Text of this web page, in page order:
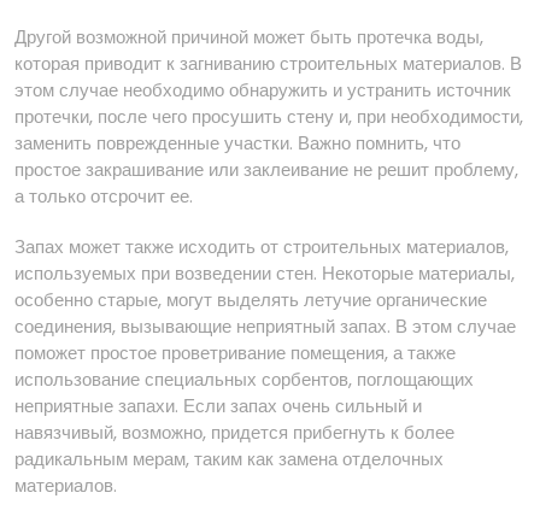
Другой возможной причиной может быть протечка воды,
которая приводит к загниванию строительных материалов. В
этом случае необходимо обнаружить и устранить источник
протечки, после чего просушить стену и, при необходимости,
заменить поврежденные участки. Важно помнить, что
простое закрашивание или заклеивание не решит проблему,
а только отсрочит ее.
Запах может также исходить от строительных материалов,
используемых при возведении стен. Некоторые материалы,
особенно старые, могут выделять летучие органические
соединения, вызывающие неприятный запах. В этом случае
поможет простое проветривание помещения, а также
использование специальных сорбентов, поглощающих
неприятные запахи. Если запах очень сильный и
навязчивый, возможно, придется прибегнуть к более
радикальным мерам, таким как замена отделочных
материалов.